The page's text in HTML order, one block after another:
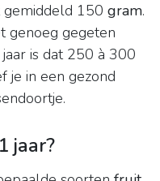
150 gram.
genoeg gegeten
is dat 250 à 300
je in een gezond
jaar?